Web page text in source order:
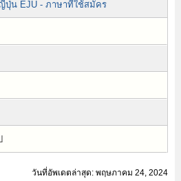
ปุ่น EJU - ภาษาที่ใช้สมัคร
วันที่อัพเดตล่าสุด: พฤษภาคม 24, 2024